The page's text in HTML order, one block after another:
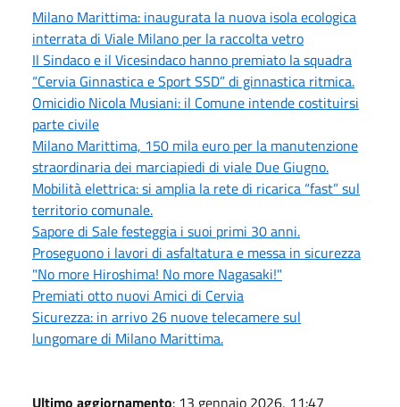
Milano Marittima: inaugurata la nuova isola ecologica
interrata di Viale Milano per la raccolta vetro
Il Sindaco e il Vicesindaco hanno premiato la squadra
“Cervia Ginnastica e Sport SSD” di ginnastica ritmica.
Omicidio Nicola Musiani: il Comune intende costituirsi
parte civile
Milano Marittima, 150 mila euro per la manutenzione
straordinaria dei marciapiedi di viale Due Giugno.
Mobilità elettrica: si amplia la rete di ricarica “fast” sul
territorio comunale.
Sapore di Sale festeggia i suoi primi 30 anni.
Proseguono i lavori di asfaltatura e messa in sicurezza
"No more Hiroshima! No more Nagasaki!"
Premiati otto nuovi Amici di Cervia
Sicurezza: in arrivo 26 nuove telecamere sul
lungomare di Milano Marittima.
Ultimo aggiornamento: 13 gennaio 2026, 11:47